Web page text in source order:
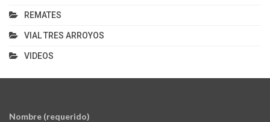
REMATES
VIAL TRES ARROYOS
VIDEOS
Nombre (requerido)